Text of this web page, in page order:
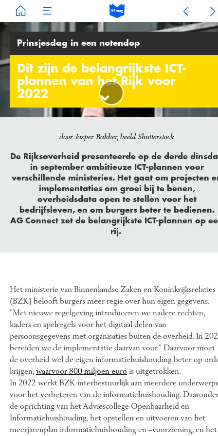
Prinsjesdag in een notendop
Dit zijn de belangrijkste ICT-
plannen van het Rijk voor
2022
door Jasper Bakker, beeld Shutterstock
De Rijksoverheid presenteerde op de derde
in september ambitieuze ICT-plannen voor
verschillende ministeries. Het gaat om projecten
implementaties om groei bij te benen,
overheidsdata open te stellen voor het
bedrijfsleven, en om burgers beter te bedienen.
AG Connect zet de belangrijkste ICT-plannen op
rij.
Het ministerie van Binnenlandse Zaken en Koninkrijksrelaties
(BZK) belooft burgers meer regie over hun eigen gegevens.
"Met nieuwe regelgeving introduceren we nadere rechten,
kaders en spelregels voor het digitaal delen van
persoonsgegevens met organisaties buiten de overheid. In
bereiden we de implementatie daarvan voor." Daarvoor moet
de overheid wel de eigen informatiehuishouding beter op
krijgen, waarvoor 800 miljoen euro is uitgetrokken.
In 2022 werkt BZK interbestuurlijk aan meerdere
voor het verbeteren van de informatiehuishouding.
de oprichting van het Adviescollege Openbaarheid en
Informatiehuishouding, het opstellen en uitvoeren van het
meerjarenplan informatiehuishouding en –voorziening, en het